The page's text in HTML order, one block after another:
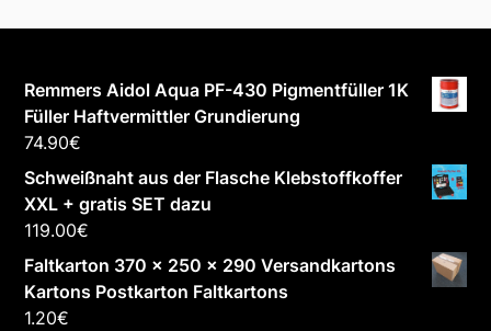
Remmers Aidol Aqua PF-430 Pigmentfüller 1K
Füller Haftvermittler Grundierung
74.90€
Schweißnaht aus der Flasche Klebstoffkoffer
XXL + gratis SET dazu
119.00€
Faltkarton 370 x 250 x 290 Versandkartons
Kartons Postkarton Faltkartons
1.20€